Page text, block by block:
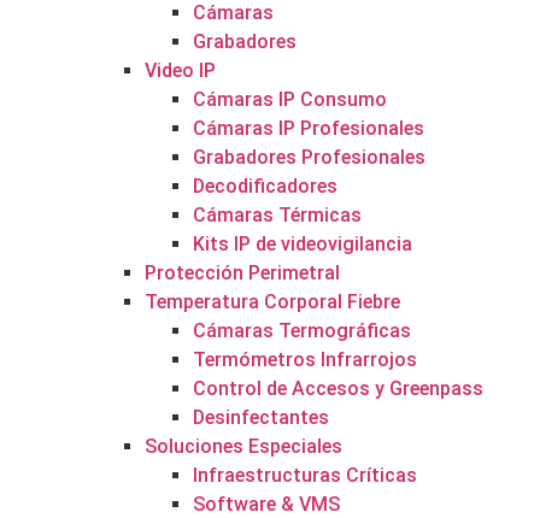
Cámaras
Grabadores
Video IP
Cámaras IP Consumo
Cámaras IP Profesionales
Grabadores Profesionales
Decodificadores
Cámaras Térmicas
Kits IP de videovigilancia
Protección Perimetral
Temperatura Corporal Fiebre
Cámaras Termográficas
Termómetros Infrarrojos
Control de Accesos y Greenpass
Desinfectantes
Soluciones Especiales
Infraestructuras Críticas
Software & VMS